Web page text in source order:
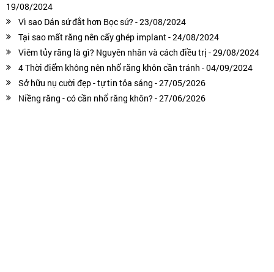
19/08/2024
Vì sao Dán sứ đắt hơn Bọc sứ? - 23/08/2024
Tại sao mất răng nên cấy ghép implant - 24/08/2024
Viêm tủy răng là gì? Nguyên nhân và cách điều trị - 29/08/2024
4 Thời điểm không nên nhổ răng khôn cần tránh - 04/09/2024
Sở hữu nụ cười đẹp - tự tin tỏa sáng - 27/05/2026
Niềng răng - có cần nhổ răng khôn? - 27/06/2026